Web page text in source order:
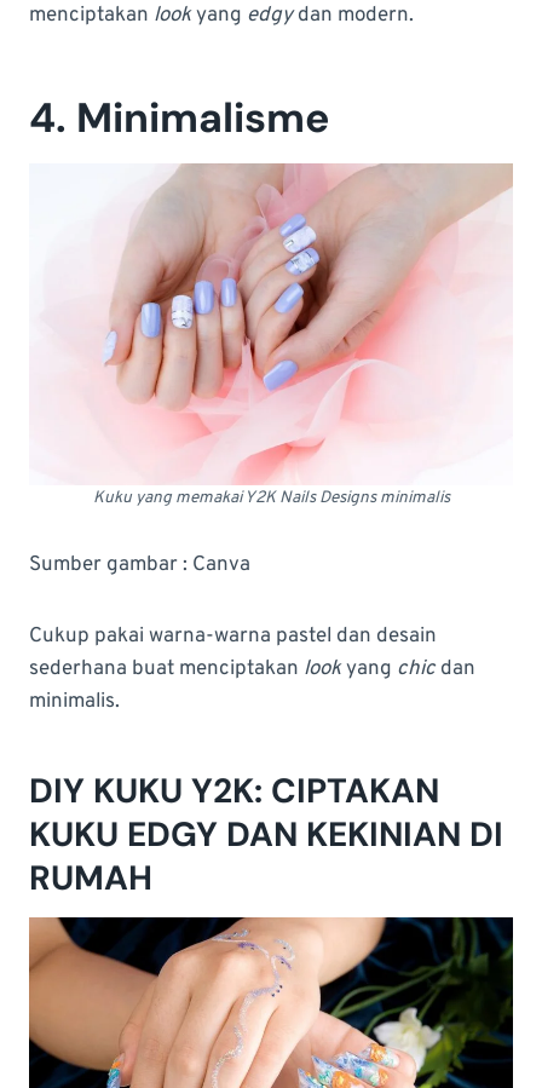
menciptakan lookyang edgydan modern.
4. Minimalisme
Kuku yang memakai Y2K Nails Designs minimalis
Sumber gambar : Canva
Cukup pakai warna-warna pastel dan desain
sederhana buat menciptakan lookyang chicdan
minimalis.
DIY KUKU Y2K: CIPTAKAN
KUKU EDGY DAN KEKINIAN DI
RUMAH